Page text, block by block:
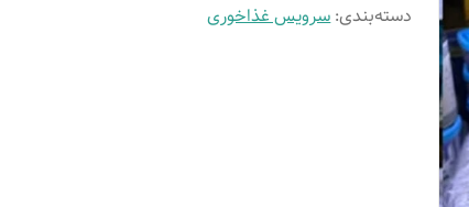
دسته‌بندی:سرویس غذاخوری